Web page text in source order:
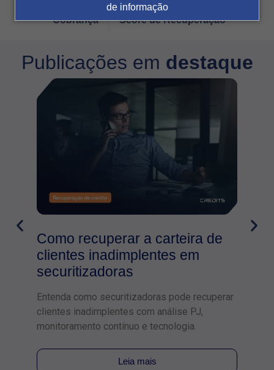
de informação
Cobrança Score de Recuperação
Publicações em destaque
Como recuperar a carteira de
clientes inadimplentes em
securitizadoras
Entenda como securitizadoras pode recuperar
clientes inadimplentes com análise PJ,
monitoramento contínuo e tecnologia.
Leia mais